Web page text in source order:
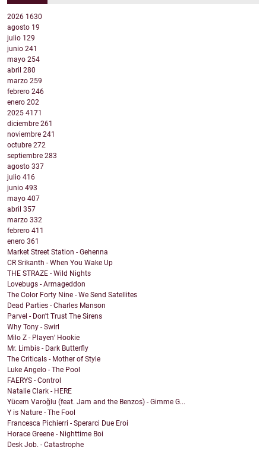
2026 1630
agosto 19
julio 129
junio 241
mayo 254
abril 280
marzo 259
febrero 246
enero 202
2025 4171
diciembre 261
noviembre 241
octubre 272
septiembre 283
agosto 337
julio 416
junio 493
mayo 407
abril 357
marzo 332
febrero 411
enero 361
Market Street Station - Gehenna
CR Srikanth - When You Wake Up
THE STRAZE - Wild Nights
Lovebugs - Armageddon
The Color Forty Nine - We Send Satellites
Dead Parties - Charles Manson
Parvel - Don't Trust The Sirens
Why Tony - Swirl
Milo Z - Playen’ Hookie
Mr. Limbis - Dark Butterfly
The Criticals - Mother of Style
Luke Angelo - The Pool
FAERYS - Control
Natalie Clark - HERE
Yücem Varoğlu (feat. Jam and the Benzos) - Gimme G...
Y is Nature - The Fool
Francesca Pichierri - Sperarci Due Eroi
Horace Greene - Nighttime Boi
Desk Job. - Catastrophe